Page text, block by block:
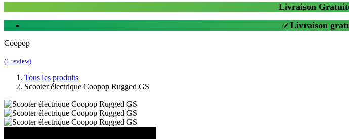
Livraison
✅ Livraison
Coopop
(1 review)
Tous les produits
Scooter électrique Coopop Rugged GS